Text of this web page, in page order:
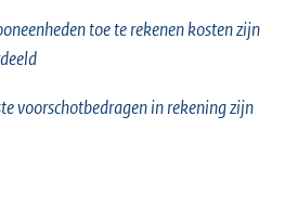
toe te rekenen kosten zijn
voorschotbedragen in rekening zijn